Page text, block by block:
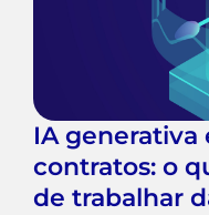
IA generativa
contratos: o
de trabalhar